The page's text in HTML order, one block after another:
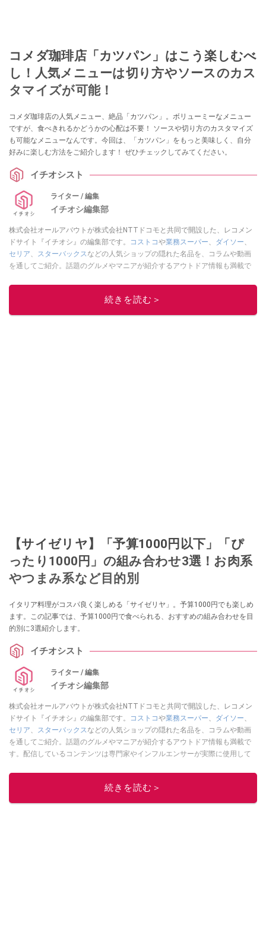
コメダ珈琲店「カツパン」はこう楽しむべ
し！人気メニューは切り方やソースのカス
タマイズが可能！
コメダ珈琲店の人気メニュー、絶品「カツパン」。ボリューミーなメニュー
ですが、食べきれるかどうかの心配は不要！ ソースや切り方のカスタマイズ
も可能なメニューなんです。今回は、「カツパン」をもっと美味しく、自分
好みに楽しむ方法をご紹介します！ ぜひチェックしてみてください。
イチオシスト
ライター / 編集
イチオシ編集部
株式会社オールアバウトが株式会社NTTドコモと共同で開設した、レコメン
ドサイト『イチオシ』の編集部です。
コストコや業務スーパー、 ダイソー、
セリア、 スターバックスなどの人気ショップの隠れた名品を、コラムや動画
を通してご紹介。話題のグルメやマニアが紹介するアウトドア情報も満載で
レビューしています。毎日トレンド情報をお届けしているので、ぜひ
してください！続きを読む＞
【サイゼリヤ】「予算1000円以下」「ぴ
ったり1000円」の組み合わせ3選！お肉系
やつまみ系など目的別
イタリア料理がコスパ良く楽しめる「サイゼリヤ」。予算1000円でも楽しめ
ます。この記事では、予算1000円で食べられる、おすすめの組み合わせを目
的別に3選紹介します。
イチオシスト
ライター / 編集
イチオシ編集部
株式会社オールアバウトが株式会社NTTドコモと共同で開設した、レコメン
ドサイト『イチオシ』の編集部です。
コストコや業務スーパー、 ダイソー、
セリア、 スターバックスなどの人気ショップの隠れた名品を、コラムや動画
を通してご紹介。話題のグルメやマニアが紹介するアウトドア情報も満載で
す。配信しているコンテンツは専門家やインフルエンサーが実際に使用して
ニュースでフォロー
続きを読む＞